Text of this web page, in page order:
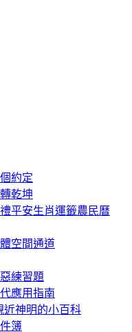
約定
乾坤
平安生肖運籤農民曆
空間通道
練習題
應用指南
近神明的小百科
簿